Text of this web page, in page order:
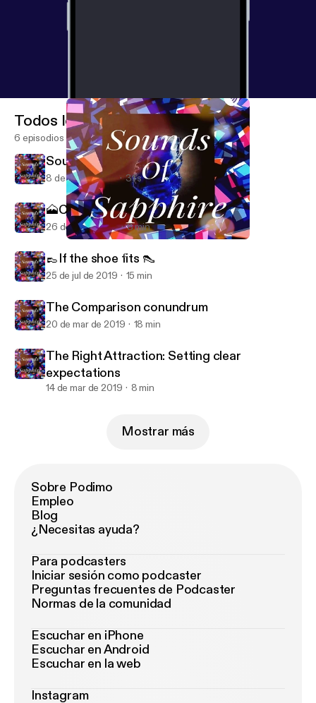
Sounds of Sapphire
Todos los episodios
6 episodios
Sounds of Sapphire (Trailer)
8 de dic de 2019 31 s
🗻Closing through chaos 🌋
26 de jul de 2019 8 min
👞If the shoe fits 👠
25 de jul de 2019 15 min
The Comparison conundrum
20 de mar de 2019 18 min
The Right Attraction: Setting clear
expectations
14 de mar de 2019 8 min
Mostrar más
Sobre Podimo
Empleo
Blog
¿Necesitas ayuda?
Para podcasters
Iniciar sesión como podcaster
Preguntas frecuentes de Podcaster
Normas de la comunidad
Escuchar en iPhone
Escuchar en Android
Escuchar en la web
Instagram